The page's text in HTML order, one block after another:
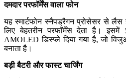
दमदार परफॉर्मेंस वाला फोन
यह स्मार्टफोन स्नैपड्रैगन प्रोसेसर से लैस
लिए बेहतरीन परफॉर्मेंस देता है।
AMOLED डिस्प्ले दिया गया है, जो
बनाता है।
बड़ी बैटरी और फास्ट चार्जिंग